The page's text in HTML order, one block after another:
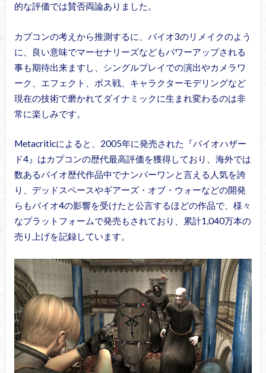
的な評価では賛否両論ありました。
カプコンの考えから推測するに、バイオ3のリメイクのよう
に、良い意味でマーセナリーズなどもパワーアップされる
事も期待出来ますし、シングルプレイでの演出やカメラワ
ーク、エフェクト、ボス戦、キャラクターモデリングなど
現在の技術で磨かれてダイナミックに生まれ変わるのは非
常に楽しみです。
Metacriticによると、2005年に発売された『バイオハザー
ド4』はカプコンの歴代最高評価を獲得しており、海外では
数あるバイオ歴代作品中でナンバーワンと言える人気を誇
り、デッドスペースやギアーズ・オブ・ウォーなどの開発
らもバイオ4の影響を受けたと公言するほどの作品で、様々
なプラットフォームで発売もされており、累計1,040万本の
売り上げを記録しています。